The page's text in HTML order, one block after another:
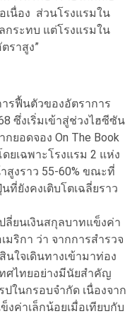
เนื่อง ส่วนโรงแรมใน
กระทบ แต่โรงแรมใน
ราสูง”
ฟื้นตัวของอัตราการ
ซึ่งเริ่มเข้าสู่ช่วงไฮซีซัน
ยอดจอง On The Book
ยเฉพาะโรงแรม 2 แห่ง
งราว 55-60% ขณะที่
ยังคงเติบโตเฉลี่ยราว
ยนเงินสกุลบาทแข็งค่า
มริกา ว่า จากการสำรวจ
ใจเดินทางเข้ามาท่อง
ศไทยอย่างมีนัยสำคัญ
ในกรอบจำกัด เนื่องจาก
ค่าเล็กน้อยเมื่อเทียบกับ